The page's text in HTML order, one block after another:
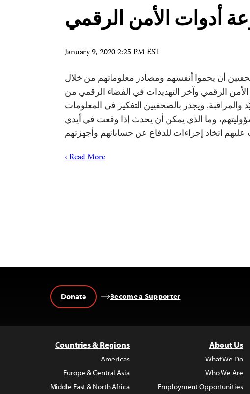
أدوات الأمن الرقمي
January 9, 2020 2:25 PM EST
أن يحموا أنفسهم ومصادر معلوماتهم من خلال
الأمن الرقمي وآخر التهديدات في الفضاء الرقمي من
والمراقبة. ويجدر بالصحفيين التفكير في المعلومات
وما الذي يمكن أن يحدث إذا وقعت في أيدي
اتخاذ إجراءات للدفاع عن حساباتهم وأجهزتهم
Read More ›
Become a Supporter
Donate
About Us
What We Do
Who We Are
Employment Opportunities
Countries & Regions
Americas
Europe & Central Asia
Middle East & North Africa